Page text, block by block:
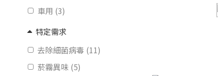
車用 (3)
特定需求
去除細菌病毒 (11)
菸霧異味 (5)